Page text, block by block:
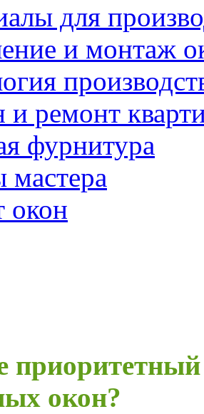
для
и монтаж
и ремонт
фурнитура
мастера
окон
окон?